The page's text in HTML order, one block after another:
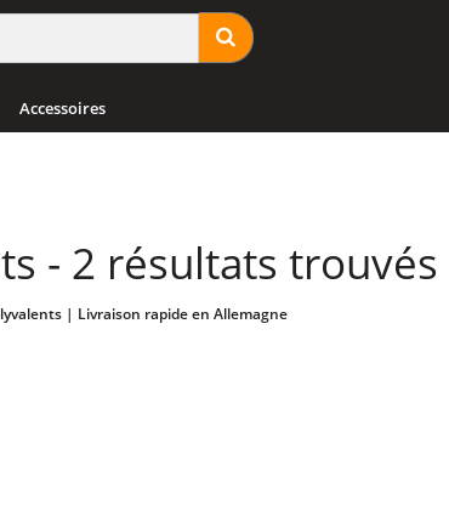
Accessoires
- 2 résultats trouvés
| Livraison rapide en Allemagne